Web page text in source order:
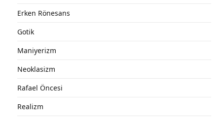
Erken Rönesans
Gotik
Maniyerizm
Neoklasizm
Rafael Öncesi
Realizm